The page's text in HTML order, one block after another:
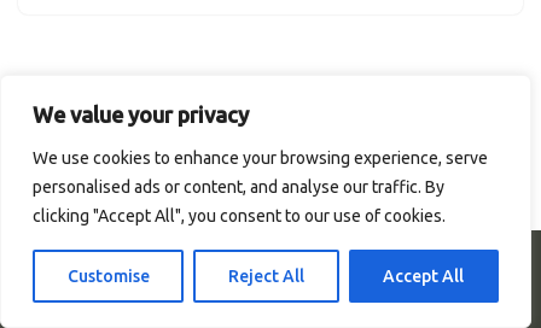
We value your privacy
We use cookies to enhance your browsing experience, serve
personalised ads or content, and analyse our traffic. By
clicking "Accept All", you consent to our use of cookies.
Customise Reject All Accept All
© Portal Renda. Todos os direitos reservados.
Termos de Uso Política de Privacidade